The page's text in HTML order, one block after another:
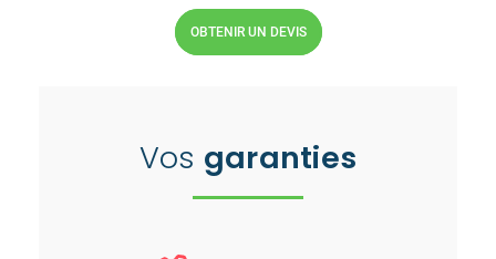
OBTENIR UN DEVIS
Vos garanties